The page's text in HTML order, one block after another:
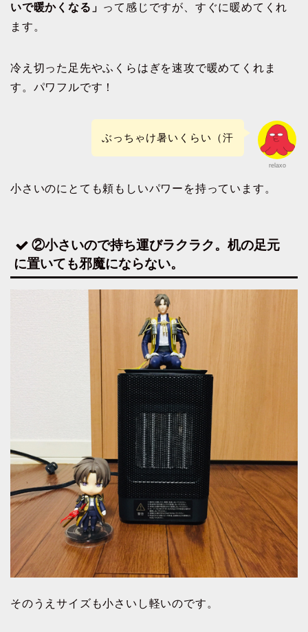
いで暖かくなる」 って感じですが、すぐに暖めてくれ
ます。
冷え切った足先やふくらはぎを速攻で暖めてくれま
す。パワフルです！
relaxo
ぶっちゃけ暑いくらい（汗
小さいのにとても頼もしいパワーを持っています。
②小さいので持ち運びラクラク。机の足元
に置いても邪魔にならない。
そのうえサイズも小さいし軽いのです。